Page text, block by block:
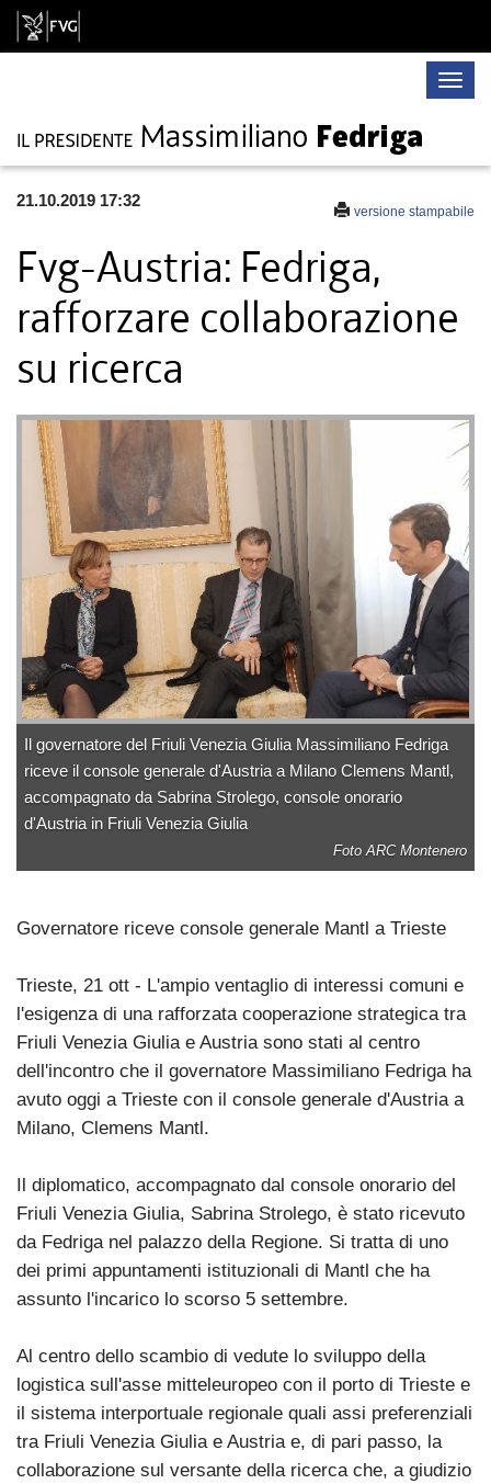
Toggle
versione stampabile
21.10.2019 17:32
Fvg-Austria: Fedriga,
rafforzare collaborazione
su ricerca
Il governatore del Friuli Venezia Giulia Massimiliano Fedriga
riceve il console generale d'Austria a Milano Clemens Mantl,
accompagnato da Sabrina Strolego, console onorario
d'Austria in Friuli Venezia Giulia
Foto ARC Montenero
Governatore riceve console generale Mantl a Trieste
Trieste, 21 ott - L'ampio ventaglio di interessi comuni e
l'esigenza di una rafforzata cooperazione strategica tra
Friuli Venezia Giulia e Austria sono stati al centro
dell'incontro che il governatore Massimiliano Fedriga ha
avuto oggi a Trieste con il console generale d'Austria a
Milano, Clemens Mantl.
Il diplomatico, accompagnato dal console onorario del
Friuli Venezia Giulia, Sabrina Strolego, è stato ricevuto
da Fedriga nel palazzo della Regione. Si tratta di uno
dei primi appuntamenti istituzionali di Mantl che ha
assunto l'incarico lo scorso 5 settembre.
Al centro dello scambio di vedute lo sviluppo della
logistica sull'asse mitteleuropeo con il porto di Trieste e
il sistema interportuale regionale quali assi preferenziali
tra Friuli Venezia Giulia e Austria e, di pari passo, la
collaborazione sul versante della ricerca che, a giudizio